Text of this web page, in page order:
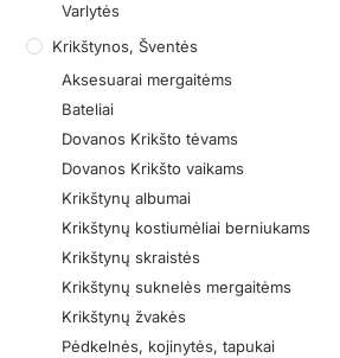
Varlytės
Krikštynos, Šventės
Aksesuarai mergaitėms
Bateliai
Dovanos Krikšto tėvams
Dovanos Krikšto vaikams
Krikštynų albumai
Krikštynų kostiumėliai berniukams
Krikštynų skraistės
Krikštynų suknelės mergaitėms
Krikštynų žvakės
Pėdkelnės, kojinytės, tapukai